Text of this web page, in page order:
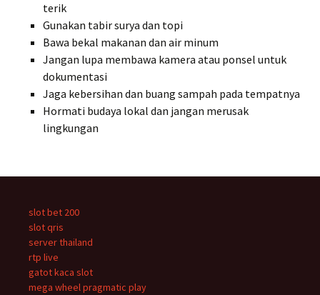
terik
Gunakan tabir surya dan topi
Bawa bekal makanan dan air minum
Jangan lupa membawa kamera atau ponsel untuk
dokumentasi
Jaga kebersihan dan buang sampah pada tempatnya
Hormati budaya lokal dan jangan merusak
lingkungan
slot bet 200
slot qris
server thailand
rtp live
gatot kaca slot
mega wheel pragmatic play